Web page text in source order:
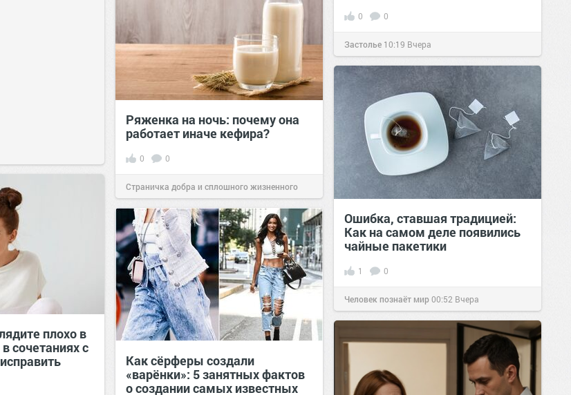
0 0
Застолье 10:19 Вчера
Ряженка на ночь: почему она
работает иначе кефира?
0 0
Страничка добра и сплошного жизненного
позитива!00:28Вчера
Ошибка, ставшая традицией:
Как на самом деле появились
чайные пакетики
1 0
Человек познаёт мир00:52 Вчера
плохо в
сочетаниях с
Как сёрферы создали
«варёнки»: 5 занятных фактов
о создании самых известных